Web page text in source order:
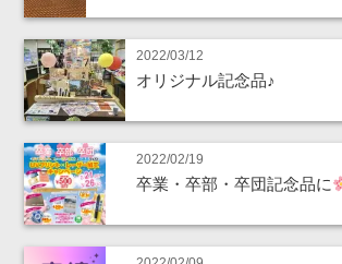
2022/03/12
オリジナル記念品♪
2022/02/19
卒業・卒部・卒団記念品に